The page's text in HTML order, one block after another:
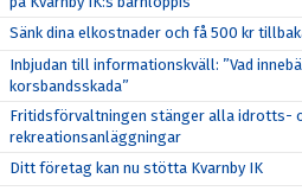
Sänk dina elkostnader och få 500 kr
Inbjudan till informationskväll: ”Vad
korsbandsskada”
Fritidsförvaltningen stänger alla idrotts-
rekreationsanläggningar
Ditt företag kan nu stötta Kvarnby IK